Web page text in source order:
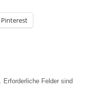
Pinterest
Erforderliche Felder sind